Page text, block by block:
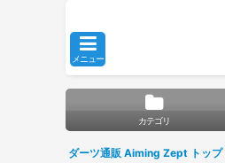
メニュー
カテゴリ
ダーツ通販 Aiming Zept トップ